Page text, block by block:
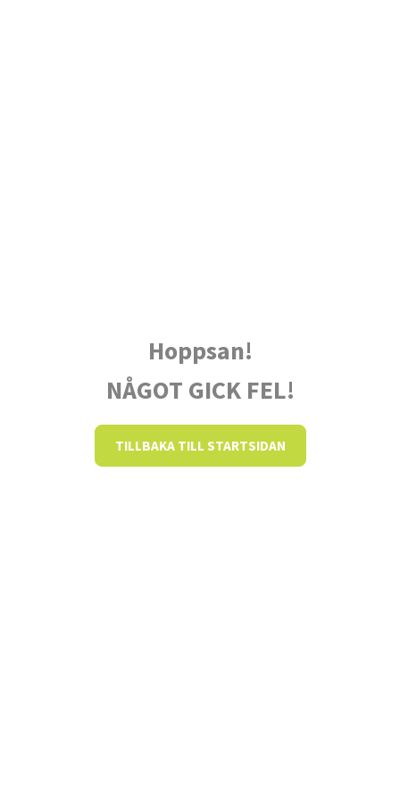
Hoppsan!
NÅGOT GICK FEL!
TILLBAKA TILL STARTSIDAN